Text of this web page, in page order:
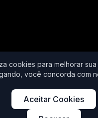
cookies para melhorar
você concorda com
Aceitar Cookies
Todos os direitos